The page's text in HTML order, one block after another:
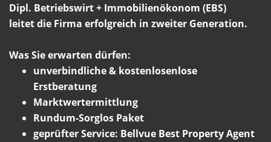
Dipl. Betriebswirt + Immobilienökonom (EBS)
leitet die Firma erfolgreich in zweiter Generation.
Was Sie erwarten dürfen:
unverbindliche & kostenlosenlose
Erstberatung
Marktwertermittlung
Rundum-Sorglos Paket
geprüfter Service: Bellvue Best Property Agent